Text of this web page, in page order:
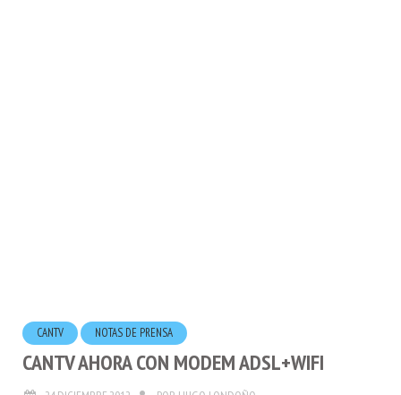
CANTV AHORA CON MODEM ADSL+WIFI
24.DICIEMBRE.2012 POR HUGO LONDOÑO